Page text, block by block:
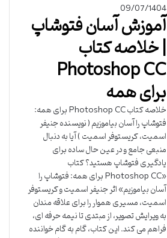
09/07/1404
آموزش آسان فتوشاپ
| خلاصه کتاب
Photoshop CC
برای همه
خلاصه کتاب Photoshop CC برای همه:
فتوشاپ را آسان بیاموزیم ( نویسنده جنیفر
اسمیت، کریستوفر اسمیت ) آیا به دنبال
منبعی جامع و در عین حال ساده برای
یادگیری فتوشاپ هستید؟ کتاب
«Photoshop CC برای همه: فتوشاپ را
آسان بیاموزیم» اثر جنیفر اسمیت و کریستوفر
اسمیت، مسیری هموار را برای علاقه مندان
به ویرایش تصویر، از مبتدی تا نیمه حرفه ای،
فراهم می کند. این کتاب، گام به گام خواننده